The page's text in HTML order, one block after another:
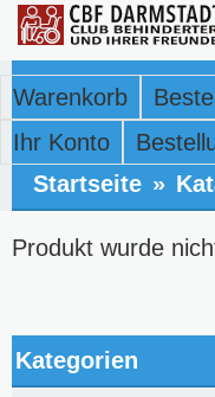
Warenkorb
Ihr Konto
Startseite »
Produkt wurde
Kategorien